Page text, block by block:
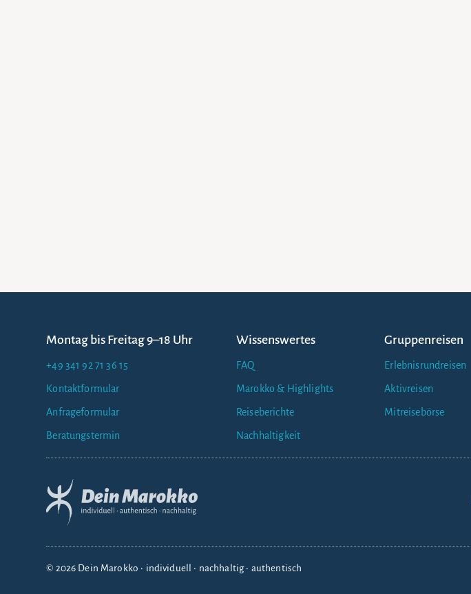
Montag bis Freitag 9–18 Uhr
+49 341 92 71 36 15
Kontaktformular
Anfrageformular
Beratungstermin
Wissenswertes
FAQ
Marokko & Highlights
Reiseberichte
Nachhaltigkeit
Gruppenreisen
Erlebnisrundreisen
Aktivreisen
Mitreisebörse
© 2026 Dein Marokko • individuell • nachhaltig • authentisch